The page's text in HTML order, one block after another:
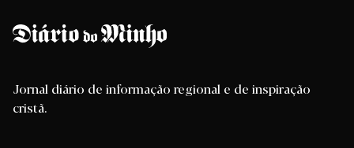
Jornal diário de informação regional e de inspiração
cristã.